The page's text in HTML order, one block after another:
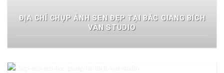
ĐỊA CHỈ CHỤP ẢNH SEN ĐẸP TẠI BẮC GIANG BÍCH
VÂN STUDIO